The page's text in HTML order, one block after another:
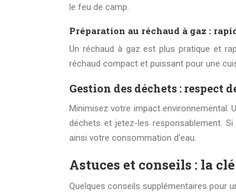
le feu de camp.
Préparation au réchaud à gaz :
Un réchaud à gaz est plus pratique et
réchaud compact et puissant pour une
Gestion des déchets : respect
Minimisez votre impact environnemental.
déchets et jetez-les responsablement.
ainsi votre consommation d’eau.
Astuces et conseils : la
Quelques conseils supplémentaires pour